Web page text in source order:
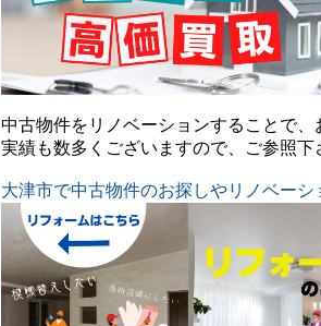
中古物件をリノベーションすることで
実績も数多くございますので、ご参照下
大津市で中古物件のお探しやリノベー